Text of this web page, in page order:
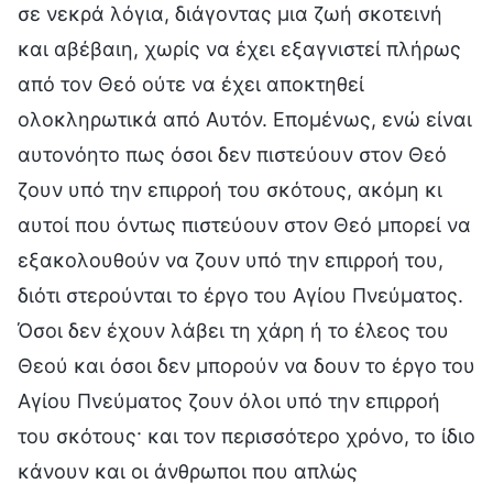
σε νεκρά λόγια, διάγοντας μια ζωή σκοτεινή
και αβέβαιη, χωρίς να έχει εξαγνιστεί πλήρως
από τον Θεό ούτε να έχει αποκτηθεί
ολοκληρωτικά από Αυτόν. Επομένως, ενώ είναι
αυτονόητο πως όσοι δεν πιστεύουν στον Θεό
ζουν υπό την επιρροή του σκότους, ακόμη κι
αυτοί που όντως πιστεύουν στον Θεό μπορεί να
εξακολουθούν να ζουν υπό την επιρροή του,
διότι στερούνται το έργο του Αγίου Πνεύματος.
Όσοι δεν έχουν λάβει τη χάρη ή το έλεος του
Θεού και όσοι δεν μπορούν να δουν το έργο του
Αγίου Πνεύματος ζουν όλοι υπό την επιρροή
του σκότους· και τον περισσότερο χρόνο, το ίδιο
κάνουν και οι άνθρωποι που απλώς